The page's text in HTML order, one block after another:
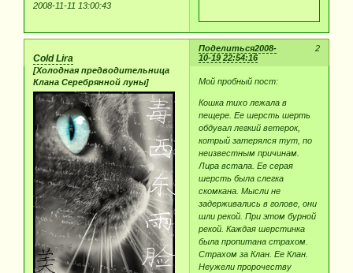
2008-11-11 13:00:43
Поделиться 2
2008-
10-19 22:54:16
Cold Lira
[Холодная предводительница
Клана Серебрянной луны]
Мой пробный пост:
Кошка тихо лежала в
пещере. Ее шерсть шерть
обдувал легкий ветерок,
котрый затерялся тут, по
неизвестным причинам.
Лира встала. Ее серая
шерсть была слегка
скомкана. Мысли не
задерживались в голове, они
шли рекой. При этом бурной
рекой. Каждая шерстинка
была пропитана страхом.
Страхом за Клан. Ее Клан.
Неужели пророчеству